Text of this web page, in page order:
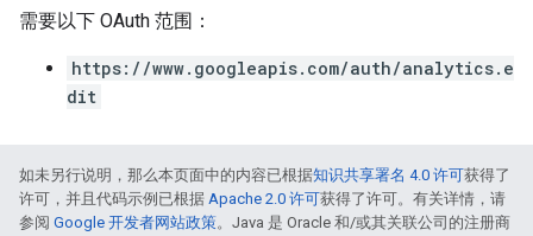
需要以下 OAuth 范围：
https://www.googleapis.com/auth/analytics.e
dit
如未另行说明，那么本页面中的内容已根据知识共享署名 4.0 许可获得了
许可，并且代码示例已根据 Apache 2.0 许可获得了许可。有关详情，请
参阅 Google 开发者网站政策。Java 是 Oracle 和/或其关联公司的注册商